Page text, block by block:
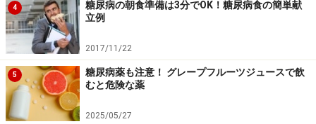
ネルギー源として吸収しているのかは解明されていませ
ん。短鎖脂肪酸なら血糖値を上げないのです。
そこでADAは、もし患者が厳格なインスリン治療をして
おらず、食品中の炭水化物(g)を積算するカーブカウンテ
ィングもしていないのなら、食品成分表をよく読むだけ
4
糖尿病の朝食準備は3分でOK！糖尿病食の簡単献
立例
2017/11/22
5
糖尿病薬も注意！ グレープフルーツジュースで飲
むと危険な薬
2025/05/27